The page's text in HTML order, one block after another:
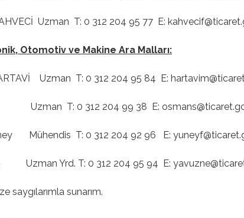
Uzman T: 0 312 204 95 77 E:
Otomotiv ve Makine Ara Malları:
Uzman T: 0 312 204 95 84 E:
Uzman T: 0 312 204 99 38 E:
Mühendis T: 0 312 204 92 96 E:
Uzman Yrd. T: 0 312 204 95 94 E:
saygılarımla sunarım.